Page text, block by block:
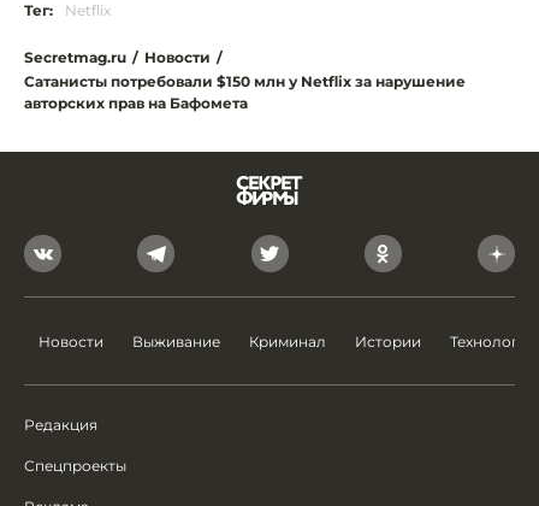
Тег: Netflix
Secretmag.ru / Новости /
Сатанисты потребовали $150 млн у Netflix за нарушение
авторских прав на Бафомета
Новости Выживание Криминал Истории Технологии
Редакция
Спецпроекты